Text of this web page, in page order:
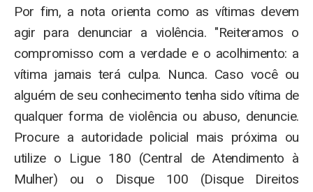
Por fim, a nota orienta como as vítimas devem
agir para denunciar a violência. "Reiteramos o
compromisso com a verdade e o acolhimento: a
vítima jamais terá culpa. Nunca. Caso você ou
alguém de seu conhecimento tenha sido vítima de
qualquer forma de violência ou abuso, denuncie.
Procure a autoridade policial mais próxima ou
utilize o Ligue 180 (Central de Atendimento à
Mulher) ou o Disque 100 (Disque Direitos